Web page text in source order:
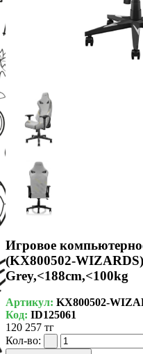
Игровое
(KX800502-
Grey,<188cm,<100kg
Артикул: KX800502-
Код: ID125061
120 257 тг
Кол-во: